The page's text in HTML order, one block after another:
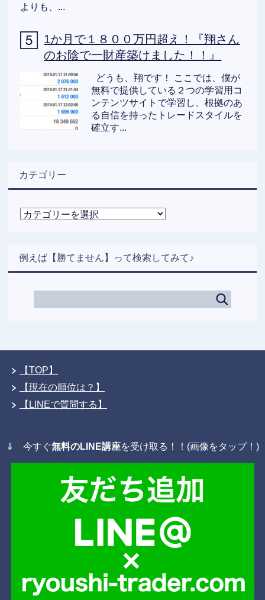
よりも、...
1か月で１８００万円超え！『翔さん
のお陰で一財産築けました！！』
どうも、翔です！ ここでは、僕が
無料で提供している２つの学習用コ
ンテンツサイトで学習し、根拠のあ
る自信を持ったトレードスタイルを
確立す...
カテゴリー
カ
ー
例えば【勝てません】って検索してみて♪
【TOP】
【現在の順位は？】
【LINEで質問する】
⇓ 今すぐ無料のLINE講座を受け取る！！(画像をタップ！)